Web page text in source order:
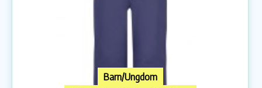
Barn/Ungdom